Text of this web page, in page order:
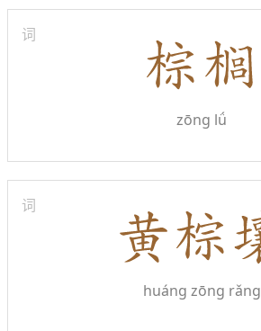
词
zōng lǘ
词
huáng zōng rǎng